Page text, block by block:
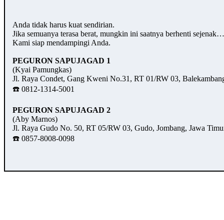
Anda tidak harus kuat sendirian.
Jika semuanya terasa berat, mungkin ini saatnya berhenti
Kami siap mendampingi Anda.
PEGURON SAPUJAGAD 1
(Kyai Pamungkas)
Jl. Raya Condet, Gang Kweni No.31, RT 01/RW 03,
☎️ 0812-1314-5001
PEGURON SAPUJAGAD 2
(Aby Marnos)
Jl. Raya Gudo No. 50, RT 05/RW 03, Gudo, Jombang, Jawa
☎️ 0857-8008-0098